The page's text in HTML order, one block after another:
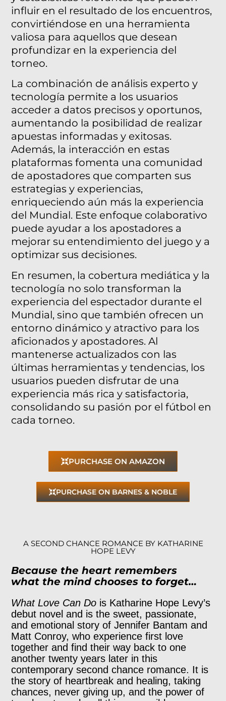
influir en el resultado de los encuentros,
convirtiéndose en una herramienta
valiosa para aquellos que desean
profundizar en la experiencia del
torneo.
La combinación de análisis experto y
tecnología permite a los usuarios
acceder a datos precisos y oportunos,
aumentando la posibilidad de realizar
apuestas informadas y exitosas.
Además, la interacción en estas
plataformas fomenta una comunidad
de apostadores que comparten sus
estrategias y experiencias,
enriqueciendo aún más la experiencia
del Mundial. Este enfoque colaborativo
puede ayudar a los apostadores a
mejorar su entendimiento del juego y a
optimizar sus decisiones.
En resumen, la cobertura mediática y la
tecnología no solo transforman la
experiencia del espectador durante el
Mundial, sino que también ofrecen un
entorno dinámico y atractivo para los
aficionados y apostadores. Al
mantenerse actualizados con las
últimas herramientas y tendencias, los
usuarios pueden disfrutar de una
experiencia más rica y satisfactoria,
consolidando su pasión por el fútbol en
cada torneo.
PURCHASE ON AMAZON
PURCHASE ON BARNES & NOBLE
A SECOND CHANCE ROMANCE BY KATHARINE
HOPE LEVY
Because the heart remembers
what the mind chooses to forget…
What Love Can Do is Katharine Hope Levy’s
debut novel and is the sweet, passionate,
and emotional story of Jennifer Bantam and
Matt Conroy, who experience first love
together and find their way back to one
another twenty years later in this
contemporary second chance romance. It is
the story of heartbreak and healing, taking
chances, never giving up, and the power of